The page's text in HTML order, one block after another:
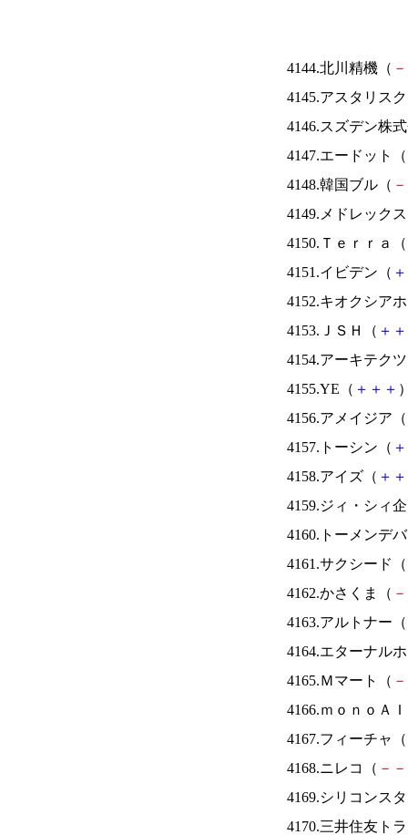
4144.北川精機（ －
4145.アスタリス
4146.スズデン株
4147.エードット（
4148.韓国ブル（ －
4149.メドレック
4150.Ｔｅｒｒａ（
4151.イビデン（ ＋
4152.キオクシア
4153.ＪＳＨ（ ＋ ＋
4154.アーキテク
4155.YE（ ＋ ＋ ＋
4156.アメイジア（
4157.トーシン（ ＋
4158.アイズ（ ＋ ＋
4159.ジィ・シィ
4160.トーメンデ
4161.サクシード（
4162.かさくま（ －
4163.アルトナー（
4164.エターナル
4165.Ｍマート（ －
4166.ｍｏｎｏＡ
4167.フィーチャ（
4168.ニレコ（ － －
4169.シリコンス
4170.三井住友ト